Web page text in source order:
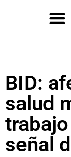
BID:
salud
señal